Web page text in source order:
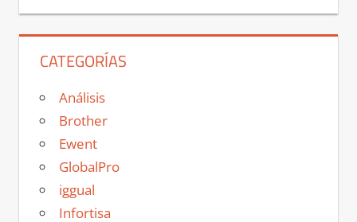
CATEGORÍAS
Análisis
Brother
Ewent
GlobalPro
iggual
Infortisa